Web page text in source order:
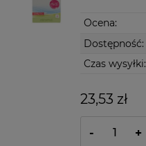
Ocena:
Dostępność:
Czas wysyłki:
23,53 zł
- +